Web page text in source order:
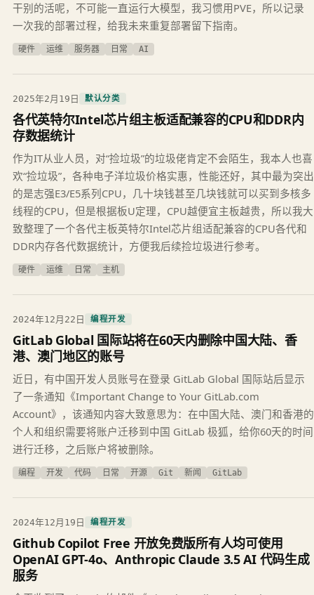
干别的活呢，不可能一直运行大模型，我习惯用PVE，所以记录
一次我的部署过程，给我未来重复部署留下指南。
硬件 运维 服务器 日常 AI
2025年2月19日 默认分类
各代英特尔Intel芯片组主板适配兼容的CPU和DDR内
存数据统计
作为IT从业人员，对“捡垃圾”的垃圾佬肯定不会陌生，我本人也喜
欢“捡垃圾”，各种电子洋垃圾价格实惠，性能还好，其中最为突出
的是志强E3/E5系列CPU，几十块钱甚至几块钱就可以买到多核多
线程的CPU，但是根据板U定理，CPU越便宜主板越贵，所以我大
致整理了一个各代主板英特尔Intel芯片组适配兼容的CPU各代和
DDR内存各代数据统计，方便我后续捡垃圾进行参考。
硬件 运维 日常 主机
2024年12月22日 编程开发
GitLab Global 国际站将在60天内删除中国大陆、香
港、澳门地区的账号
近日，有中国开发人员账号在登录 GitLab Global 国际站后显示
了一条通知《Important Change to Your GitLab.com
Account》，该通知内容大致意思为：在中国大陆、澳门和香港的
个人和组织需要将账户迁移到中国 GitLab 极狐，给你60天的时间
进行迁移，之后账户将被删除。
编程 开发 代码 日常 开源 Git 新闻 GitLab
2024年12月19日 编程开发
Github Copilot Free 开放免费版所有人均可使用
OpenAI GPT-4o、Anthropic Claude 3.5 AI 代码生成
服务